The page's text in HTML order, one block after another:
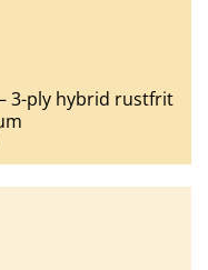
3-ply hybrid rustfrit